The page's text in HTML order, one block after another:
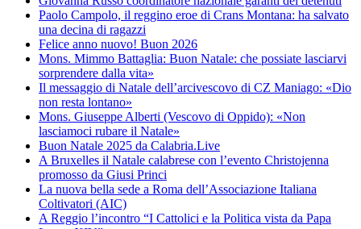
Paolo Campolo, il reggino eroe di Crans Montana: ha salvato
una decina di ragazzi
Felice anno nuovo! Buon 2026
Mons. Mimmo Battaglia: Buon Natale: che possiate lasciarvi
sorprendere dalla vita»
Il messaggio di Natale dell’arcivescovo di CZ Maniago: «Dio
non resta lontano»
Mons. Giuseppe Alberti (Vescovo di Oppido): «Non
lasciamoci rubare il Natale»
Buon Natale 2025 da Calabria.Live
A Bruxelles il Natale calabrese con l’evento Christojenna
promosso da Giusi Princi
La nuova bella sede a Roma dell’Associazione Italiana
Coltivatori (AIC)
A Reggio l’incontro “I Cattolici e la Politica vista da Papa